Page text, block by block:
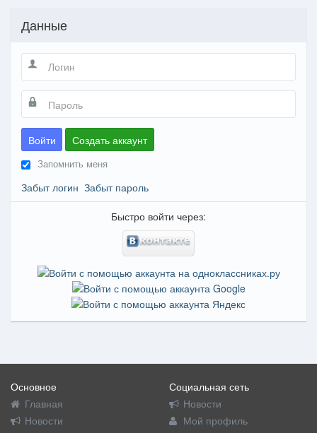
Данные
Войти Создать аккаунт
Запомнить меня
Забыт логин Забыт пароль
Быстро войти через:
Основное
Главная
Новости
Социальная сеть
Новости
Мой профиль